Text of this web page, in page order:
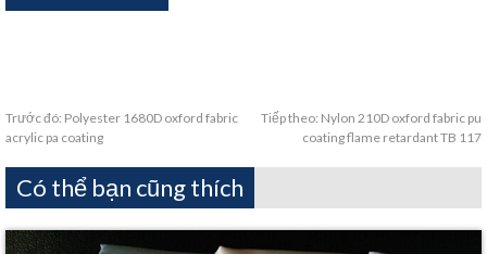
Trước đó: Polyester 1680D oxford fabric
acrylic pa coating
Tiếp theo: Nylon 210D oxford fabric pu
coating flame retardant TB 117
Có thể bạn cũng thích